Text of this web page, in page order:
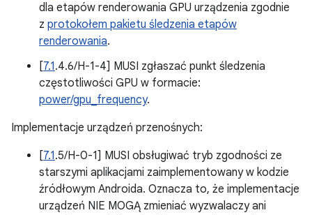
dla etapów renderowania GPU urządzenia zgodnie
z protokołem pakietu śledzenia etapów
renderowania.
[7.1.4.6/H-1-4] MUSI zgłaszać punkt śledzenia
częstotliwości GPU w formacie:
power/gpu_frequency.
Implementacje urządzeń przenośnych:
[7.1.5/H-0-1] MUSI obsługiwać tryb zgodności ze
starszymi aplikacjami zaimplementowany w kodzie
źródłowym Androida. Oznacza to, że implementacje
urządzeń NIE MOGĄ zmieniać wyzwalaczy ani